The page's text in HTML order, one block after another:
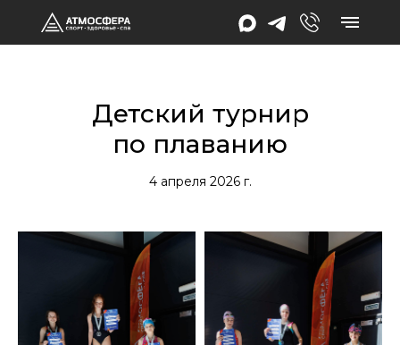
Детский турнир
по плаванию
4 апреля 2026 г.